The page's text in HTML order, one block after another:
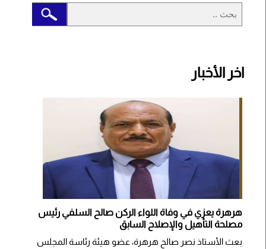
اخر الأخبار
هرهرة يعزي في وفاة اللواء الركن صالح السلفي رئيس
مصلحة التأهيل والإصلاح السابق
بعث الأستاذ نصر صالح هرهرة، عضو هيئة رئاسة المجلس